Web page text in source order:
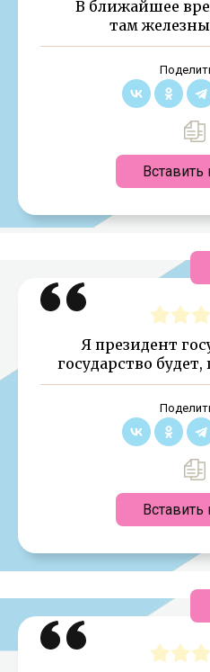
В ближайшее
там
Вставить
Я президент
государство
Вставить